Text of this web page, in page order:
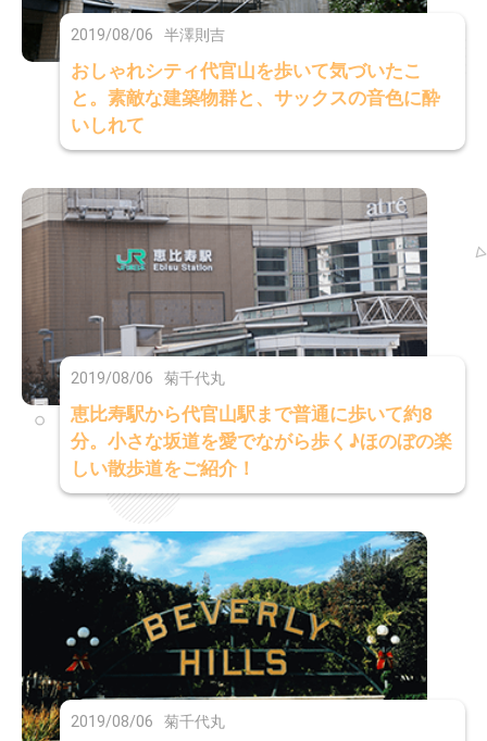
2019/08/06 半澤則吉
おしゃれシティ代官山を歩いて気づいたこ
と。素敵な建築物群と、サックスの音色に酔
いしれて
2019/08/06 菊千代丸
恵比寿駅から代官山駅まで普通に歩いて約8
分。小さな坂道を愛でながら歩く♪ほのぼの楽
しい散歩道をご紹介！
2019/08/06 菊千代丸